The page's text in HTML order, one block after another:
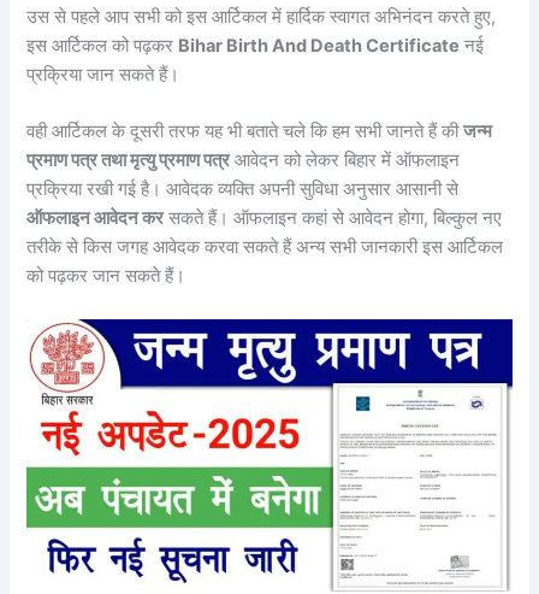
उस से पहले आप सभी को इस आर्टिकल में हार्दिक स्वागत अभिनंदन करते हुए,
इस आर्टिकल को पढ़कर Bihar Birth And Death Certificate नई
प्रक्रिया जान सकते हैं।
वही आर्टिकल के दूसरी तरफ यह भी बताते चले कि हम सभी जानते हैं कीजन्म
प्रमाण पत्र तथा मृत्यु प्रमाण पत्रआवेदन को लेकर बिहार में ऑफलाइन
प्रक्रिया रखी गई है। आवेदक व्यक्ति अपनी सुविधा अनुसार आसानी से
ऑफलाइन आवेदन करसकते हैं। ऑफलाइन कहां से आवेदन होगा, बिल्कुल नए
तरीके से किस जगह आवेदक करवा सकते हैं अन्य सभी जानकारी इस आर्टिकल
को पढ़कर जान सकते हैं।